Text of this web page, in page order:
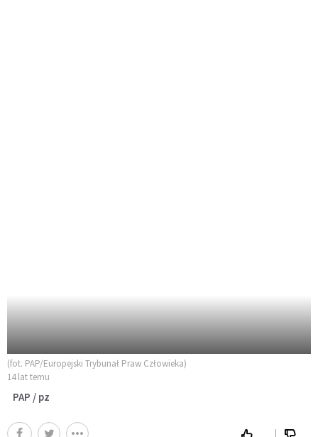
(fot. PAP/Europejski Trybunał Praw Człowieka)
14 lat temu
PAP / pz